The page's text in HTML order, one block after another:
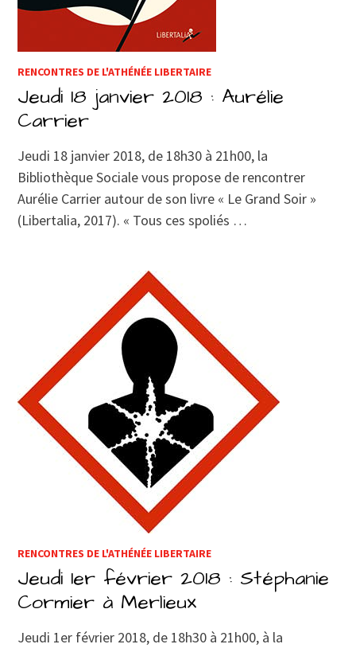
RENCONTRES DE L'ATHÉNÉE LIBERTAIRE
Jeudi 18 janvier 2018 : Aurélie
Carrier
Jeudi 18 janvier 2018, de 18h30 à 21h00, la
Bibliothèque Sociale vous propose de rencontrer
Aurélie Carrier autour de son livre « Le Grand Soir »
(Libertalia, 2017). « Tous ces spoliés …
RENCONTRES DE L'ATHÉNÉE LIBERTAIRE
Jeudi 1er février 2018 : Stéphanie
Cormier à Merlieux
Jeudi 1er février 2018, de 18h30 à 21h00, à la